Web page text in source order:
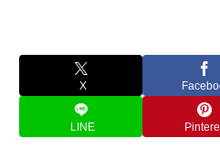
X
LINE